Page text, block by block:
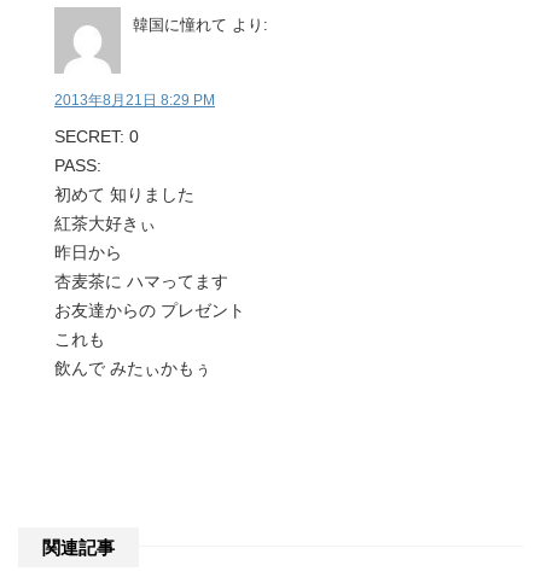
韓国に憧れて より:
2013年8月21日 8:29 PM
SECRET: 0
PASS:
初めて 知りました
紅茶大好きぃ
昨日から
杏麦茶に ハマってます
お友達からの プレゼント
これも
飲んで みたぃかもぅ
関連記事